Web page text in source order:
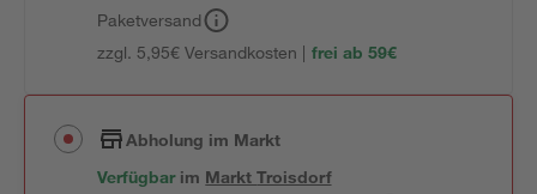
Paketversand
zzgl. 5,95€ Versandkosten | frei ab 59€
Abholung im Markt
Verfügbar im MarktTroisdorf